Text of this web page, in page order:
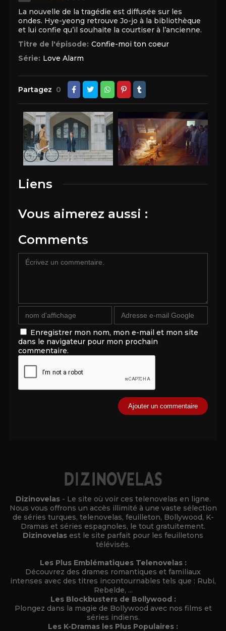
La nouvelle de la tragédie est diffusée sur les
ondes. Hye-yeong retrouve Jo-jo à la bibliothèque
et lui confie qu’il souhaite la courtiser à l’ancienne.
Titre de l'épisode: Confie-moi ton coeur
Série: Love Alarm
Partagez 0
Liens
Vous aimerez aussi :
Comments
Enregistrer mon nom, mon e-mail et mon site
dans le navigateur pour mon prochain
commentaire.
Dizinovelas - Le site où voir ces telenovelas en ligne.
Nous vous offrons un accès illimité à une vaste sélection
de séries turques, telenovelas, feuilleton, Bollywood, K-
Dramas et séries espagnoles, le tout gratuitement.
Dizinovelas est le site parfait pour les feuilletons
télévisés.
Les Plus Emblématiques Telenovelas :
Découvrez des drames romantiques et familiaux
intenses avec des titres incontournables tels que : Rubi,
Rebelde, ...
Les Blockbusters de Bollywood :
Plongez dans la magie de Bollywood avec nos films et
séries indiens.
Les K-Dramas les Plus Populaires :